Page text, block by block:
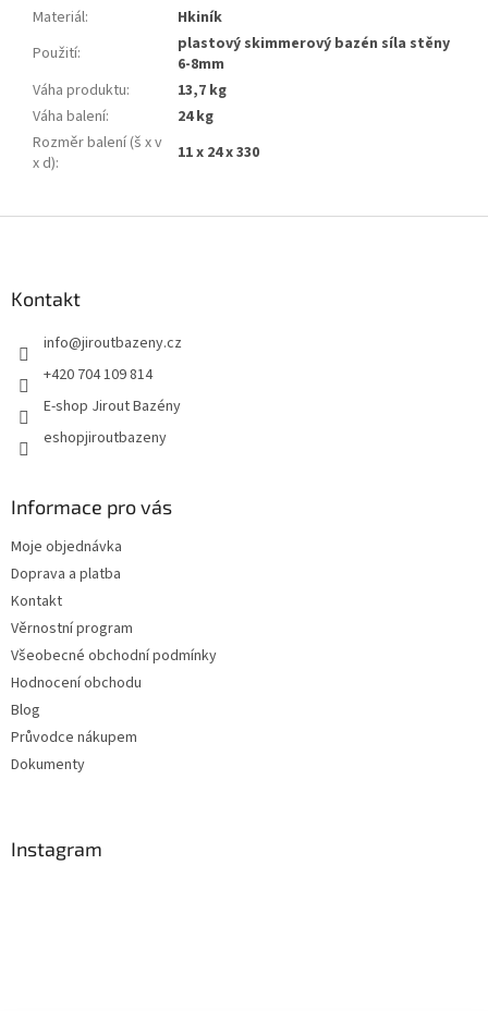
Materiál:
Hkiník
Použití:
plastový skimmerový bazén síla stěny
6-8mm
Váha produktu:
13,7 kg
Váha balení:
24 kg
Rozměr balení (š x v
x d): 11 x 24 x 330
Kontakt
info@jiroutbazeny.cz
+420 704 109 814
E-shop Jirout Bazény
eshopjiroutbazeny
Informace pro vás
Moje objednávka
Doprava a platba
Kontakt
Věrnostní program
Všeobecné obchodní podmínky
Hodnocení obchodu
Blog
Průvodce nákupem
Dokumenty
Instagram